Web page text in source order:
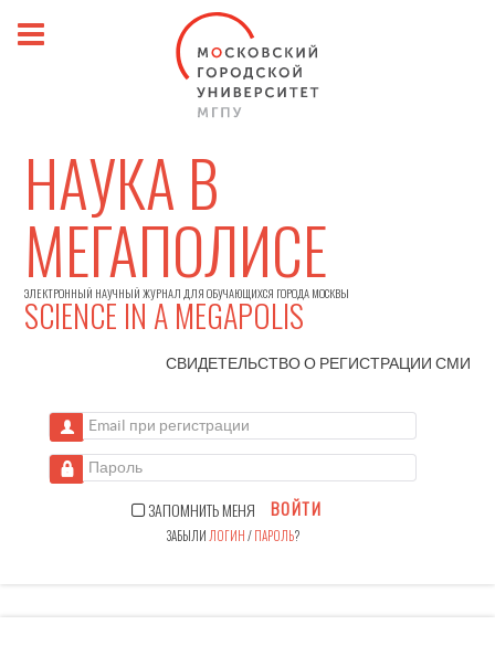
НАУКА В
МЕГАПОЛИСЕ
ЭЛЕКТРОННЫЙ НАУЧНЫЙ ЖУРНАЛ ДЛЯ ОБУЧАЮЩИХСЯ ГОРОДА МОСКВЫ
SCIENCE IN A MEGAPOLIS
СВИДЕТЕЛЬСТВО О РЕГИСТРАЦИИСМИ
Email при регистрации
Пароль
ЗАПОМНИТЬ МЕНЯ ВОЙТИ
ЗАБЫЛИ ЛОГИН/ПАРОЛЬ?